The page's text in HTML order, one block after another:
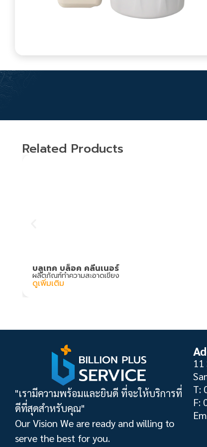
Related Products
บลูเทค บล็อค คลีนเนอร์
ผลิตภัณฑ์ทำความสะอาดเขียง
ดูเพิ่มเติม
"เรามีความพร้อมและยินดี ที่จะให้บริการที่
ดีที่สุดสำหรับคุณ"
Our Vision We are ready and willing to
serve the best for you.
11
T:
F: